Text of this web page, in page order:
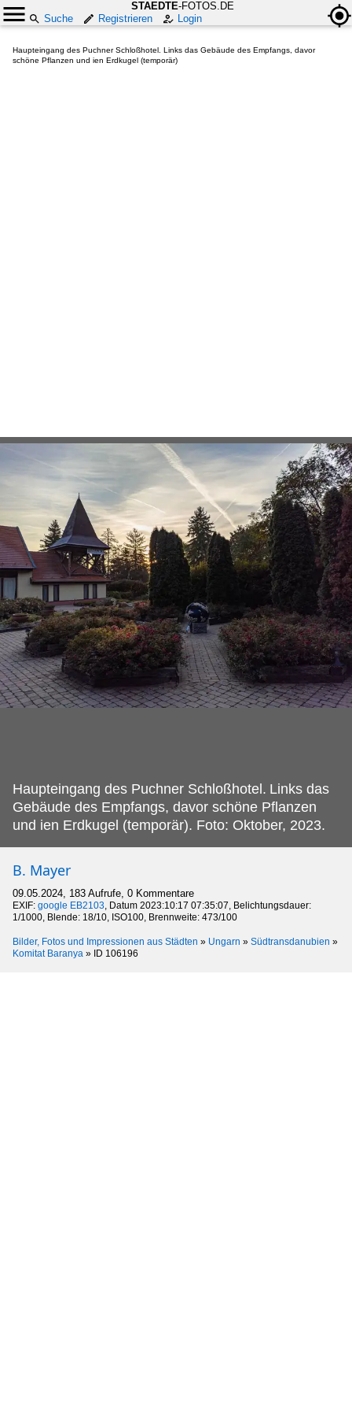
STAEDTE-FOTOS.DE
Suche
Registrieren Login
Haupteingang des Puchner Schloßhotel. Links das Gebäude des Empfangs, davor
schöne Pflanzen und ien Erdkugel (temporär)
Haupteingang des Puchner Schloßhotel. Links das
Gebäude des Empfangs, davor schöne Pflanzen
und ien Erdkugel (temporär). Foto: Oktober, 2023.
B. Mayer
09.05.2024, 183 Aufrufe, 0 Kommentare
EXIF: google EB2103, Datum 2023:10:17 07:35:07, Belichtungsdauer:
1/1000, Blende: 18/10, ISO100, Brennweite: 473/100
Bilder, Fotos und Impressionen aus Städten » Ungarn » Südtransdanubien »
Komitat Baranya » ID 106196